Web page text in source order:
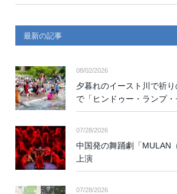
最新の記事
08/02/2026
夕暮れのイースト川で祈
で「ヒンドゥー・ランプ・
07/28/2026
中国発の舞踊劇「MULAN
上演
07/28/2026